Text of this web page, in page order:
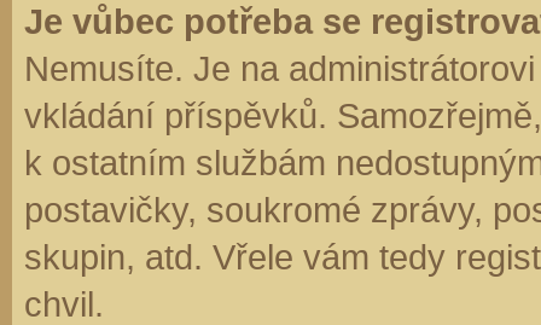
Je vůbec potřeba se
Nemusíte. Je na
vkládání příspěvků.
k ostatním službám
postavičky, soukromé zprávy,
skupin, atd. Vřele vám tedy
chvil.